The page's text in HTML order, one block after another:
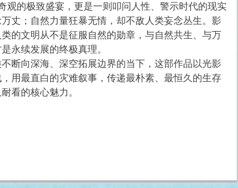
观的极致盛宴，更是一则叩问人性、警示时代的现实
丈；自然力量狂暴无情，却不敌人类妄念丛生。影
的文明从不是征服自然的勋章，与自然共生、与万
永续发展的终极真理。
断向深海、深空拓展边界的当下，这部作品以光影
用最直白的灾难叙事，传递最朴素、最恒久的生存
看的核心魅力。